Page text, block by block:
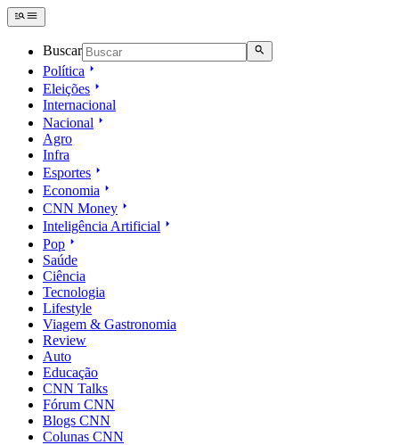
Buscar
Política
Eleições
Internacional
Nacional
Agro
Infra
Esportes
Economia
CNN Money
Inteligência Artificial
Pop
Saúde
Ciência
Tecnologia
Lifestyle
Viagem & Gastronomia
Review
Auto
Educação
CNN Talks
Fórum CNN
Blogs CNN
Colunas CNN